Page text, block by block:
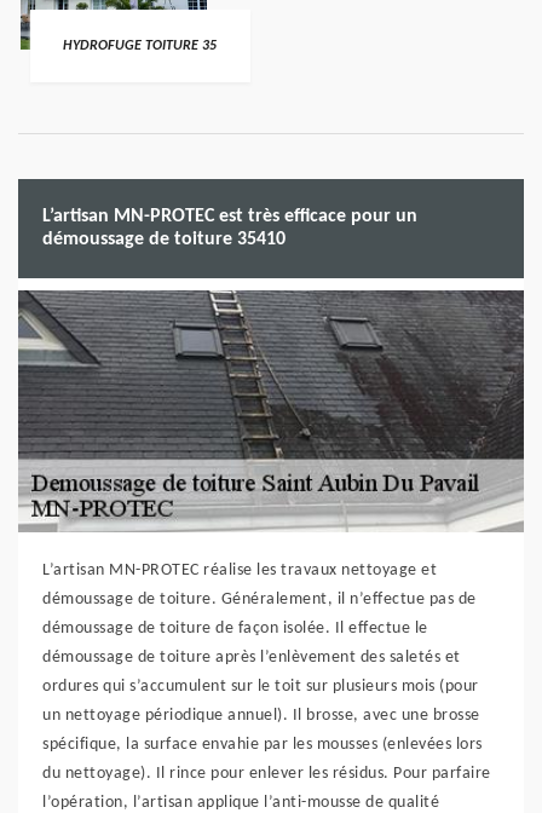
HYDROFUGE TOITURE 35
L’artisan MN-PROTEC est très efficace pour un
démoussage de toiture 35410
L’artisan MN-PROTEC réalise les travaux nettoyage et
démoussage de toiture. Généralement, il n’effectue pas de
démoussage de toiture de façon isolée. Il effectue le
démoussage de toiture après l’enlèvement des saletés et
ordures qui s’accumulent sur le toit sur plusieurs mois (pour
un nettoyage périodique annuel). Il brosse, avec une brosse
spécifique, la surface envahie par les mousses (enlevées lors
du nettoyage). Il rince pour enlever les résidus. Pour parfaire
l’opération, l’artisan applique l’anti-mousse de qualité